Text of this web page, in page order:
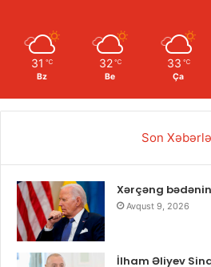
31 ℃
Bz
32 ℃
Be
33 ℃
Ça
Son
Xərçəng
Avqust 9, 2026
İlham Əliyev